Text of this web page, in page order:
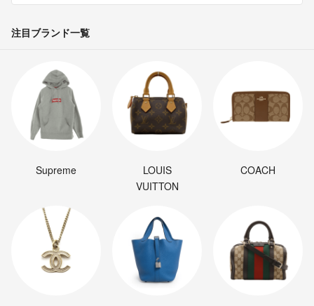
注目ブランド一覧
Supreme
LOUIS
VUITTON
COACH